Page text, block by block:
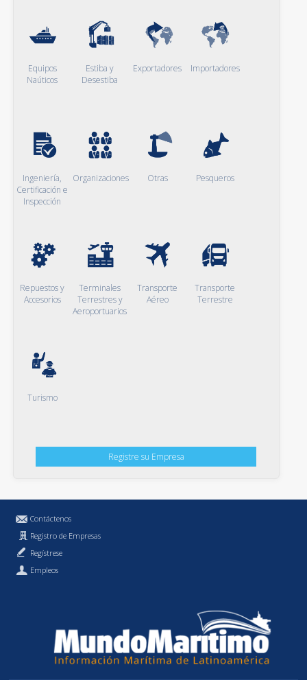
Equipos
Naúticos
Estiba y
Desestiba
Exportadores Importadores
Ingeniería,
Certificación e
Inspección
Organizaciones Otras Pesqueros
Repuestos y
Accesorios
Terminales
Terrestres y
Aeroportuarios
Transporte
Aéreo
Transporte
Terrestre
Turismo
Registre su Empresa
Contáctenos
Registro de Empresas
Regístrese
Empleos